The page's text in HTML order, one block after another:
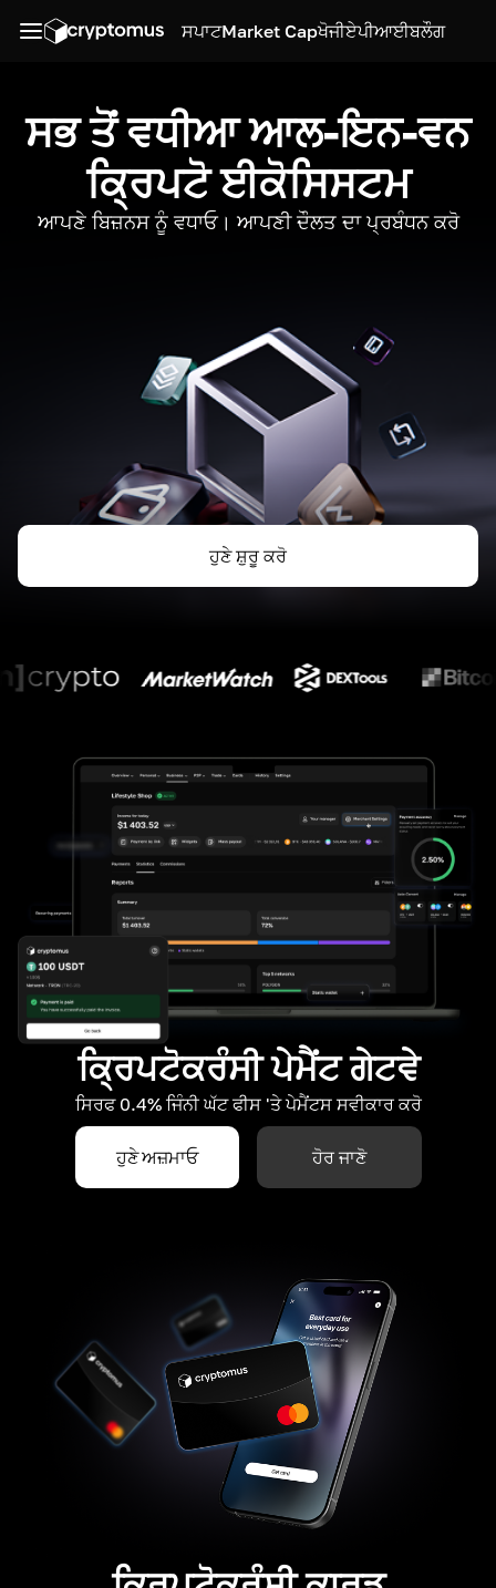
ਸਪਾਟMarket Capਖੋਜੀਏਪੀਆਈਬਲੌਗ
ਸਭ ਤੋਂ ਵਧੀਆ ਆਲ-ਇਨ-ਵਨ
ਕ੍ਰਿਪਟੋ ਈਕੋਸਿਸਟਮ
ਆਪਣੇ ਬਿਜ਼ਨਸ ਨੂੰ ਵਧਾਓ। ਆਪਣੀ ਦੌਲਤ ਦਾ ਪ੍ਰਬੰਧਨ ਕਰੋ
ਹੁਣੇ ਸ਼ੁਰੂ ਕਰੋ
ਕ੍ਰਿਪਟੋਕਰੰਸੀ ਪੇਮੈਂਟ ਗੇਟਵੇ
ਸਿਰਫ 0.4% ਜਿੰਨੀ ਘੱਟ ਫੀਸ 'ਤੇ ਪੇਮੈਂਟਸ ਸਵੀਕਾਰ ਕਰੋ
ਹੁਣੇ ਅਜ਼ਮਾਓ ਹੋਰ ਜਾਣੋ